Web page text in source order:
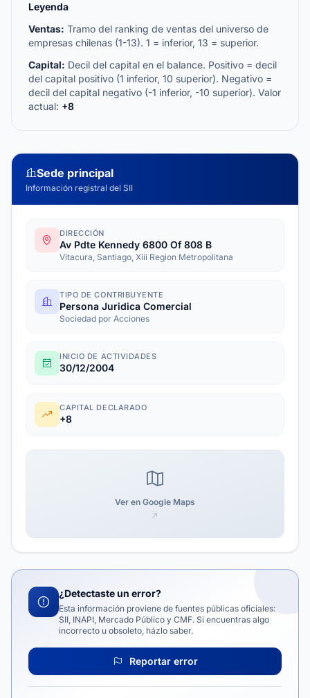
Leyenda
Ventas: Tramo del ranking de ventas del universo de
empresas chilenas (1-13). 1 = inferior, 13 = superior.
Capital: Decil del capital en el balance. Positivo = decil
del capital positivo (1 inferior, 10 superior). Negativo =
decil del capital negativo (-1 inferior, -10 superior). Valor
actual: +8
Sede principal
Información registral del SII
DIRECCIÓN
Av Pdte Kennedy 6800 Of 808 B
Vitacura, Santiago, Xiii Region Metropolitana
TIPO DE CONTRIBUYENTE
Persona Juridica Comercial
Sociedad por Acciones
INICIO DE ACTIVIDADES
30/12/2004
CAPITAL DECLARADO
+8
Ver en Google Maps
¿Detectaste un error?
Esta información proviene de fuentes públicas oficiales:
SII, INAPI, Mercado Público y CMF. Si encuentras algo
incorrecto u obsoleto, házlo saber.
Reportar error